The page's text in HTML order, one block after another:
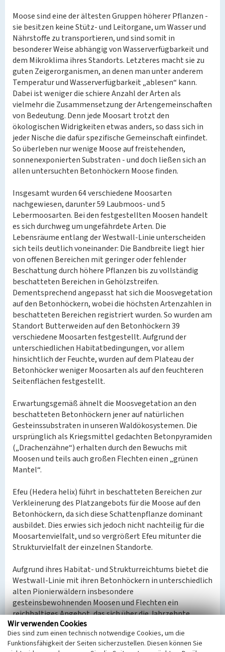
Moose sind eine der ältesten Gruppen höherer Pflanzen -
sie besitzen keine Stütz- und Leitorgane, um Wasser und
Nährstoffe zu transportieren, und sind somit in
besonderer Weise abhängig von Wasserverfügbarkeit und
dem Mikroklima ihres Standorts. Letzteres macht sie zu
guten Zeigerorganismen, an denen man unter anderem
Temperatur und Wasserverfügbarkeit „ablesen“ kann.
Dabei ist weniger die schiere Anzahl der Arten als
vielmehr die Zusammensetzung der Artengemeinschaften
von Bedeutung. Denn jede Moosart trotzt den
ökologischen Widrigkeiten etwas anders, so dass sich in
jeder Nische die dafür spezifische Gemeinschaft einfindet.
So überleben nur wenige Moose auf freistehenden,
sonnenexponierten Substraten - und doch ließen sich an
allen untersuchten Betonhöckern Moose finden.
Insgesamt wurden 64 verschiedene Moosarten
nachgewiesen, darunter 59 Laubmoos- und 5
Lebermoosarten. Bei den festgestellten Moosen handelt
es sich durchweg um ungefährdete Arten. Die
Lebensräume entlang der Westwall-Linie unterscheiden
sich teils deutlich voneinander: Die Bandbreite liegt hier
von offenen Bereichen mit geringer oder fehlender
Beschattung durch höhere Pflanzen bis zu vollständig
beschatteten Bereichen in Gehölzstreifen.
Dementsprechend angepasst hat sich die Moosvegetation
auf den Betonhöckern, wobei die höchsten Artenzahlen in
beschatteten Bereichen registriert wurden. So wurden am
Standort Butterweiden auf den Betonhöckern 39
verschiedene Moosarten festgestellt. Aufgrund der
unterschiedlichen Habitatbedingungen, vor allem
hinsichtlich der Feuchte, wurden auf dem Plateau der
Betonhöcker weniger Moosarten als auf den feuchteren
Seitenflächen festgestellt.
Erwartungsgemäß ähnelt die Moosvegetation an den
beschatteten Betonhöckern jener auf natürlichen
Gesteinssubstraten in unseren Waldökosystemen. Die
ursprünglich als Kriegsmittel gedachten Betonpyramiden
(„Drachenzähne“) erhalten durch den Bewuchs mit
Moosen und teils auch großen Flechten einen „grünen
Mantel“.
Efeu (Hedera helix) führt in beschatteten Bereichen zur
Verkleinerung des Platzangebots für die Moose auf den
Betonhöckern, da sich diese Schattenpflanze dominant
ausbildet. Dies erwies sich jedoch nicht nachteilig für die
Moosartenvielfalt, und so vergrößert Efeu mitunter die
Strukturvielfalt der einzelnen Standorte.
Aufgrund ihres Habitat- und Strukturreichtums bietet die
Westwall-Linie mit ihren Betonhöckern in unterschiedlich
alten Pionierwäldern insbesondere
gesteinsbewohnenden Moosen und Flechten ein
reichhaltiges Angebot, das sich über die Jahrzehnte
weiterentwickelt, fehlende natürliche Angebote ersetzt
und in dieser Funktion erhalten werden sollte.
Wir verwenden Cookies
Dies sind zum einen technisch notwendige Cookies, um die
Funktionsfähigkeit der Seiten sicherzustellen. Diesen können Sie